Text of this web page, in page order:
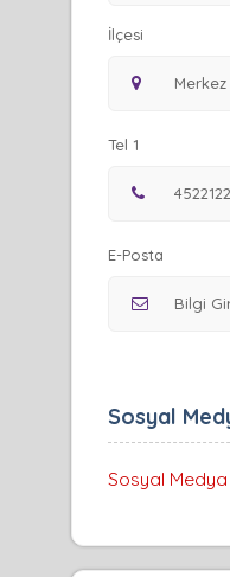
İlçesi
Tel 1
E-Posta
Sosyal
Sosyal Medya